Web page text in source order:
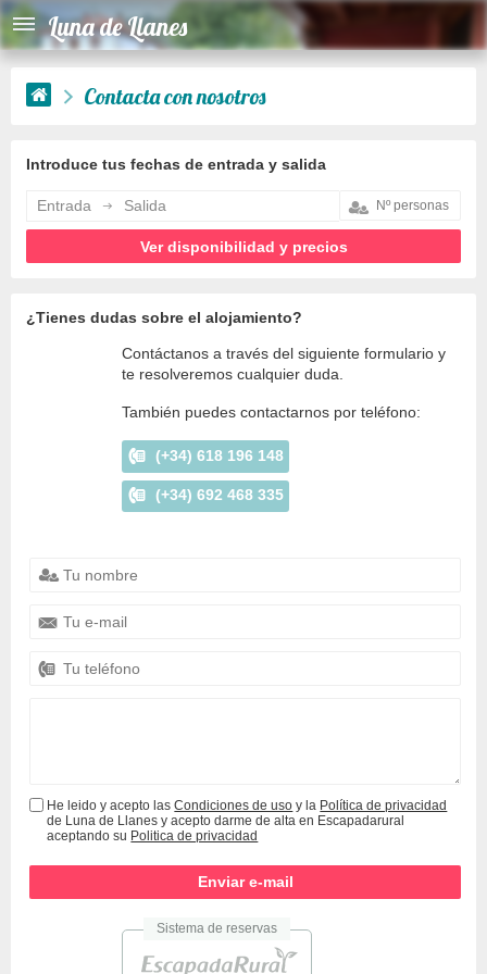
Luna de Llanes
Contacta con nosotros
Introduce tus fechas de entrada y salida
Entrada Salida
¿Tienes dudas sobre el alojamiento?
Contáctanos a través del siguiente formulario y
te resolveremos cualquier duda.
También puedes contactarnos por teléfono:
(+34) 618 196 148
(+34) 692 468 335
He leido y acepto lasCondiciones de uso y la Política de privacidad
de Luna de Llanes y acepto darme de alta en Escapadarural
aceptando su Politica de privacidad
Sistema de reservas